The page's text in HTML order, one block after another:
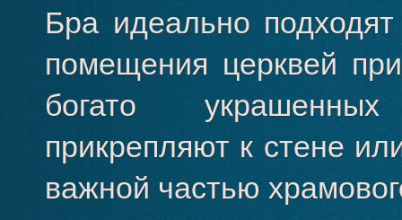
Бра идеально
помещения церквей
богато
прикрепляют к стене
важной частью